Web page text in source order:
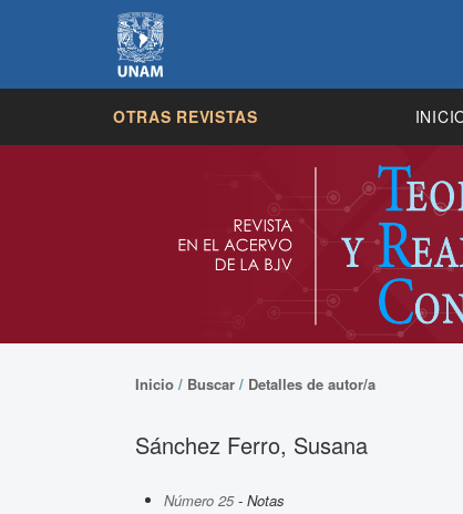
OTRAS REVISTAS
Inicio / Buscar / Detalles de autor/a
Sánchez Ferro, Susana
Número 25- Notas